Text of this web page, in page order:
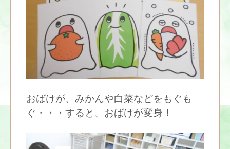
おばけが、みかんや白菜などをもぐも
ぐ・・・すると、おばけが変身！